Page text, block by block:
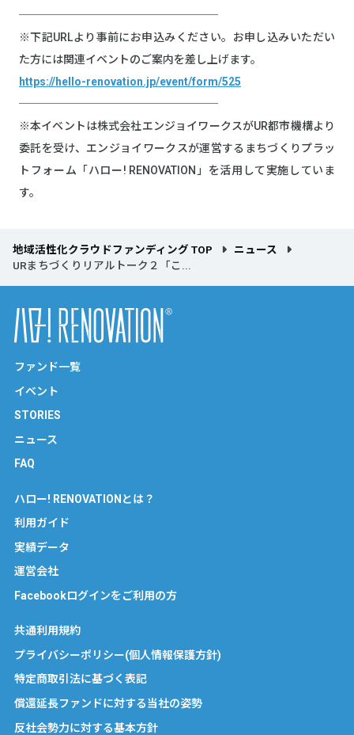
──────────────────
※下記URLより事前にお申込みください。お申し込みいただい
た方には関連イベントのご案内を差し上げます。
https://hello-renovation.jp/event/form/525
──────────────────
※本イベントは株式会社エンジョイワークスがUR都市機構より
委託を受け、エンジョイワークスが運営するまちづくりプラッ
トフォーム「ハロー! RENOVATION」を活用して実施していま
す。
地域活性化クラウドファンディング TOP
ニュース
URまちづくりリアルトーク２「こ...
ファンド一覧
イベント
STORIES
ニュース
FAQ
ハロー! RENOVATIONとは？
利用ガイド
実績データ
運営会社
Facebookログインをご利用の方
共通利用規約
プライバシーポリシー(個人情報保護方針)
特定商取引法に基づく表記
償還延長ファンドに対する当社の姿勢
反社会勢力に対する基本方針